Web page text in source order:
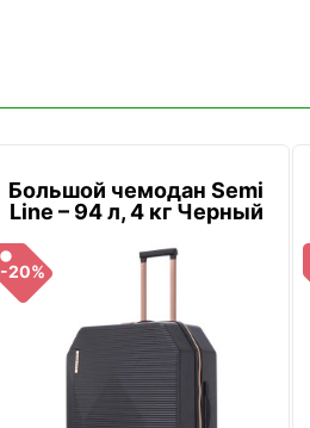
Большой чемодан Semi
Line – 94 л, 4 кг Черный
-20%